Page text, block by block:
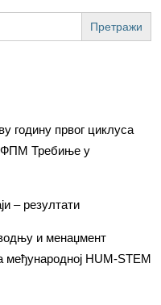
годину првог циклуса
ФПМ Требиње у
– резултати
и менаџмент
међународној HUM-STEM